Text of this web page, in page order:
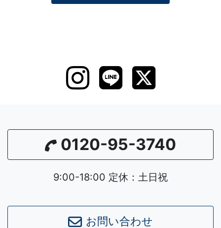
0120-95-3740
9:00-18:00 定休：土日祝
お問い合わせ